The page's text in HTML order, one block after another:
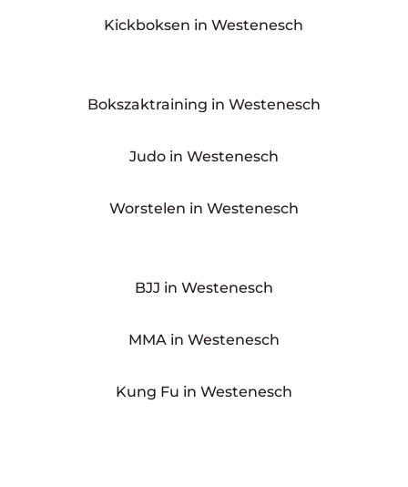
Kickboksen in Westenesch
Bokszaktraining in Westenesch
Judo in Westenesch
Worstelen in Westenesch
BJJ in Westenesch
MMA in Westenesch
Kung Fu in Westenesch